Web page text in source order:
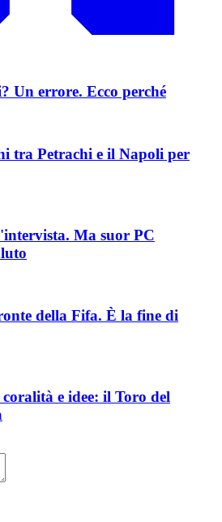
Un errore. Ecco perché
tra Petrachi e il Napoli per
Ma suor PC
della Fifa. È la fine di
e idee: il Toro del